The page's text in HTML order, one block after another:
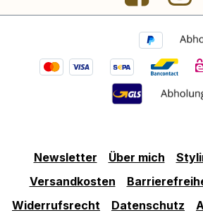
Newsletter Über mich
Versandkosten
Widerrufsrecht
Datenschutz